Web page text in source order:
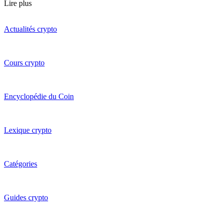
Lire plus
Actualités crypto
Cours crypto
Encyclopédie du Coin
Lexique crypto
Catégories
Guides crypto